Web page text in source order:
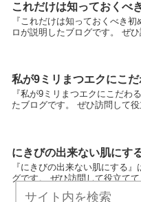
これだけは知っておくべ
『これだけは知っておくべき
ロが説明したブログです。 ぜ
私が9ミリまつエクにこだ
『私が9ミリまつエクにこだわ
たブログです。 ぜひ訪問して
にきびの出来ない肌にす
『にきびの出来ない肌にする
グです。 ぜひ訪問して役立て